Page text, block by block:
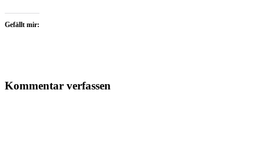
Gefällt mir:
Kommentar verfassen